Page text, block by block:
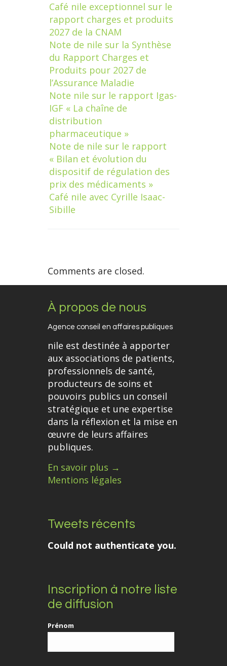
Café nile exceptionnel sur le
rapport charges et produits
2027 de la CNAM
Note de nile sur la Synthèse
du Rapport Charges et
Produits pour 2027 de
l’Assurance Maladie
Note nile sur le rapport Igas-
IGF « La chaîne de
distribution
pharmaceutique »
Note de nile sur le rapport
« Bilan et évolution du
dispositif de régulation des
prix des médicaments »
Café nile avec Cyrille Isaac-
Sibille
Comments are closed.
À propos de nous
Agence conseil en affaires publiques
nile est destinée à apporter
aux associations de patients,
professionnels de santé,
producteurs de soins et
pouvoirs publics un conseil
stratégique et une expertise
dans la réflexion et la mise en
œuvre de leurs affaires
publiques.
En savoir plus →
Mentions légales
Tweets récents
Could not authenticate you.
Inscription à notre liste
de diffusion
Prénom